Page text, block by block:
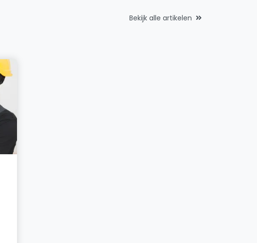
Bekijk alle artikelen